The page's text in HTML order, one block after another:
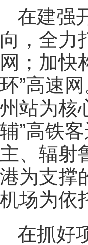
在建强
向，全力
网；加快
环”高速
州站为核
辅”高铁
主、辐射
港为支撑
机场为依
在抓好